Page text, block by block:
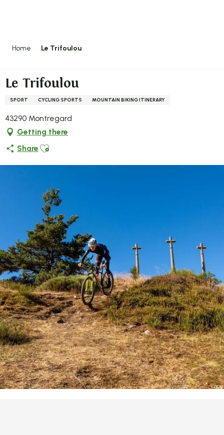
Home Le Trifoulou
Le Trifoulou
SPORT CYCLING SPORTS MOUNTAIN BIKING ITINERARY
43290 Montregard
Getting there
Share Ajouter aux favoris